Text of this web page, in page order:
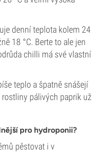
denní teplota kolem 24
18 °C. Berte to ale jen
chilli má své vlastní
teplo a špatně snášejí
pálivých paprik už
pro hydroponii?
pěstovat i v